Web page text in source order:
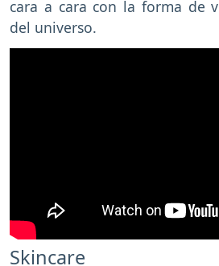
cara a cara con la forma de
del universo.
Skincare